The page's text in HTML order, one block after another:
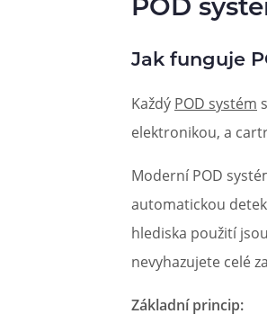
POD
Jak funguje
Každý POD systém
elektronikou, a
Moderní POD
automatickou
hlediska použití
nevyhazujete celé
Základní princip: